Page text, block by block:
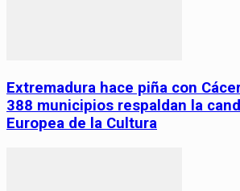
Extremadura hace piña con
388 municipios respaldan la
Europea de la Cultura